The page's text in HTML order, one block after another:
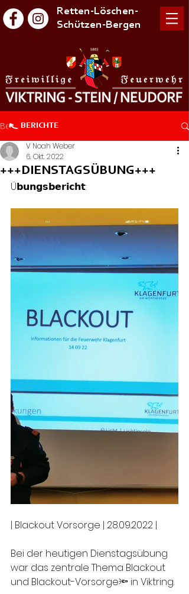
Retten-Löschen-
Schützen-Bergen
Beitrag
+++DIENSTAGSÜBUNG+++
V Noah Weber
6. Okt. 2022
Ü𝗯𝘂𝗻𝗴𝘀𝗯𝗲𝗿𝗶𝗰𝗵𝘁:
| Blackout Vorsorge | 28.09.2022 |
Bei der heutigen Dienstagsübung
war das zentrale Thema Blackout
und Blackout-Vorsorge🔦 in Viktring.
BERICHTE